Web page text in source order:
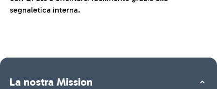
segnaletica interna.
La nostra Mission